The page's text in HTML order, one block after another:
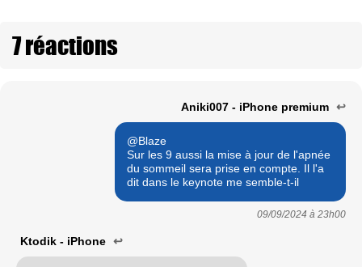
7 réactions
Aniki007 - iPhone premium ↩
@Blaze
Sur les 9 aussi la mise à jour de l'apnée
du sommeil sera prise en compte. Il l'a
dit dans le keynote me semble-t-il
09/09/2024 à 23h00
Ktodik - iPhone ↩